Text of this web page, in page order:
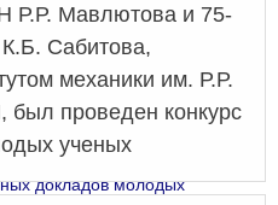
Р.Р. Мавлютова и 75-
Сабитова,
механики им. Р.Р.
проведен конкурс
ученых
докладов молодых